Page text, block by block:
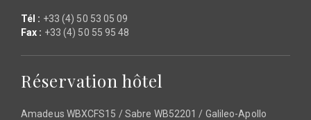
Tél : +33 (4) 50 53 05 09
Fax : +33 (4) 50 55 95 48
Réservation hôtel
Amadeus WBXCFS15 / Sabre WB52201 / Galileo-Apollo